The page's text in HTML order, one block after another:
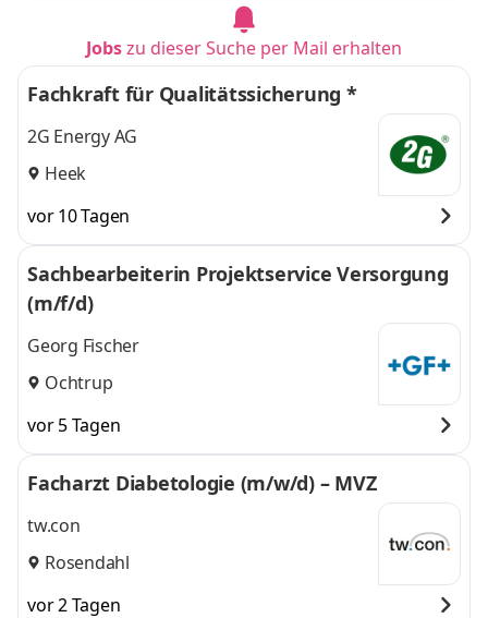
Jobszu dieser Suche per Mail erhalten
Fachkraft für Qualitätssicherung *
2G Energy AG
Heek
vor 10 Tagen
Sachbearbeiterin Projektservice Versorgung
(m/f/d)
Georg Fischer
Ochtrup
vor 5 Tagen
Facharzt Diabetologie (m/w/d) – MVZ
tw.con
Rosendahl
vor 2 Tagen